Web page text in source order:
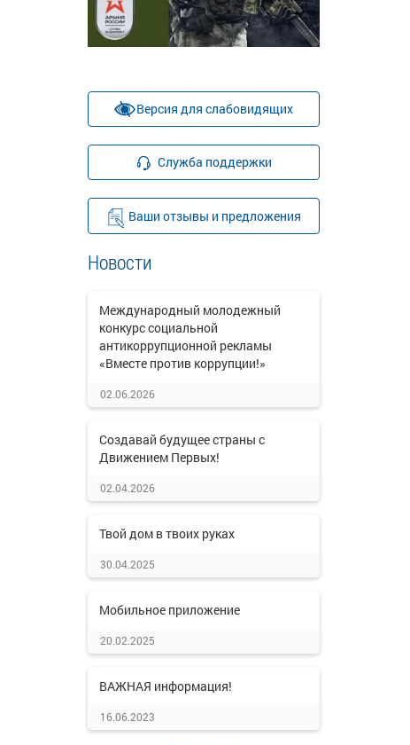
Версия для слабовидящих
Служба поддержки
Ваши отзывы и предложения
Новости
Международный молодежный
конкурс социальной
антикоррупционной рекламы
«Вместе против коррупции!»
02.06.2026
Создавай будущее страны с
Движением Первых!
02.04.2026
Твой дом в твоих руках
30.04.2025
Мобильное приложение
20.02.2025
ВАЖНАЯ информация!
16.06.2023